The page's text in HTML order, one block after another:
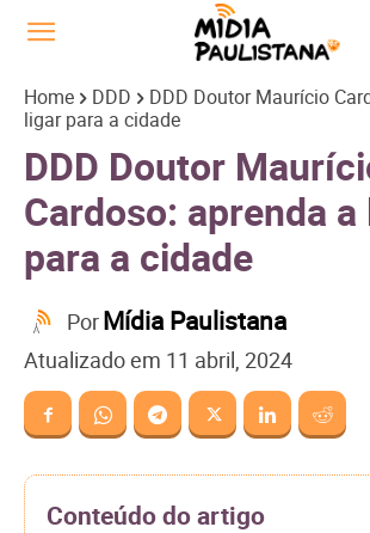
Home DDD
DDD Doutor Maurício
ligar para a cidade
DDD Doutor
Cardoso: aprenda
para a cidade
PorMídia Paulistana
Atualizado em 11 abril, 2024
Conteúdo do artigo